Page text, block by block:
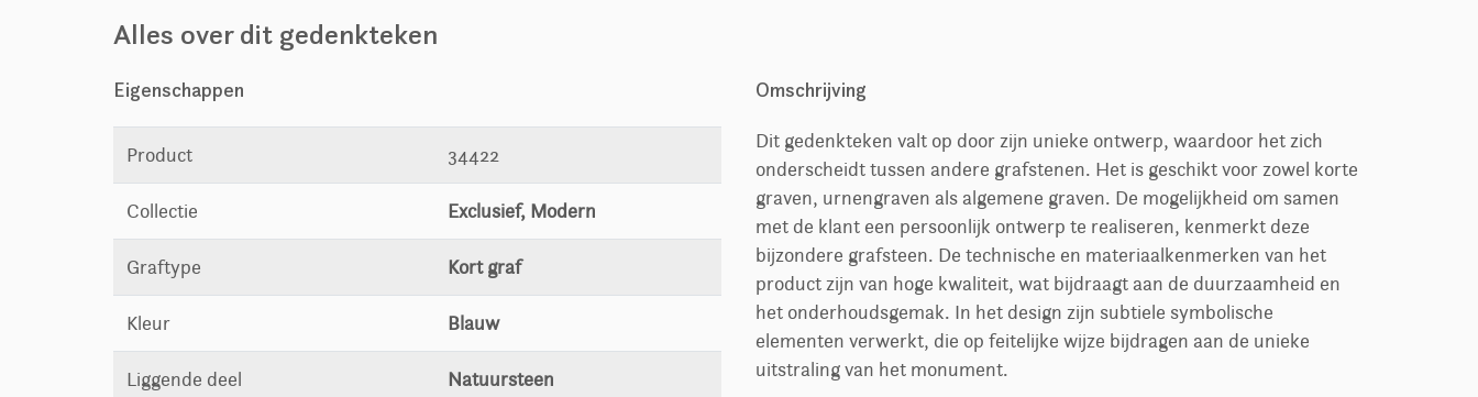
Alles over dit gedenkteken
Eigenschappen
Product 34422
Collectie Exclusief, Modern
Graftype Kort graf
Kleur Blauw
Liggende deel Natuursteen
Omschrijving
Dit gedenkteken valt op door zijn unieke ontwerp, waardoor het zich
onderscheidt tussen andere grafstenen. Het is geschikt voor zowel korte
graven, urnengraven als algemene graven. De mogelijkheid om samen
met de klant een persoonlijk ontwerp te realiseren, kenmerkt deze
bijzondere grafsteen. De technische en materiaalkenmerken van het
product zijn van hoge kwaliteit, wat bijdraagt aan de duurzaamheid en
het onderhoudsgemak. In het design zijn subtiele symbolische
elementen verwerkt, die op feitelijke wijze bijdragen aan de unieke
uitstraling van het monument.